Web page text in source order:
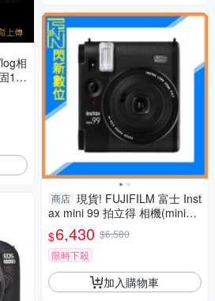
相
18
商店 現貨! FUJIFILM 富士 Inst
ax mini 99 拍立得 相機(mini99,
公司貨)
$6,430 $6,580
限時下殺
加入購物車